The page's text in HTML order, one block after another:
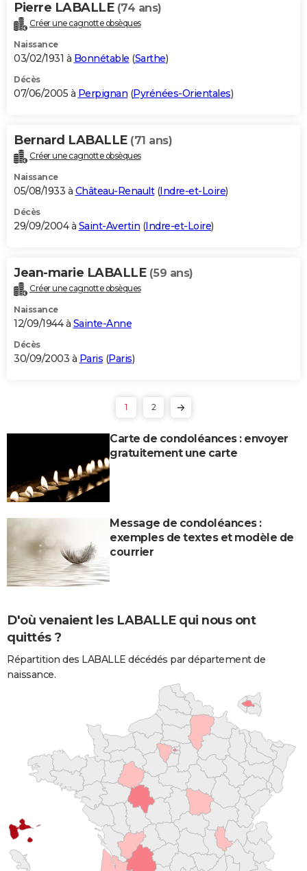
Pierre LABALLE (74 ans)
Créer une cagnotte obsèques
Naissance
03/02/1931 à Bonnétable (Sarthe)
Décès
07/06/2005 à Perpignan (Pyrénées-Orientales)
Bernard LABALLE (71 ans)
Créer une cagnotte obsèques
Naissance
05/08/1933 à Château-Renault(Indre-et-Loire)
Décès
29/09/2004 à Saint-Avertin (Indre-et-Loire)
Jean-marie LABALLE (59 ans)
Créer une cagnotte obsèques
Naissance
12/09/1944 à Sainte-Anne
Décès
30/09/2003 à Paris (Paris)
1 2
Carte de condoléances : envoyer
gratuitement une carte
Message de condoléances :
exemples de textes et modèle de
courrier
D'où venaient les LABALLE qui nous ont
quittés ?
Répartition des LABALLE décédés par département de
naissance.